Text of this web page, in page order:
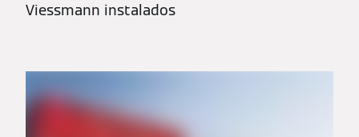
Viessmann instalados